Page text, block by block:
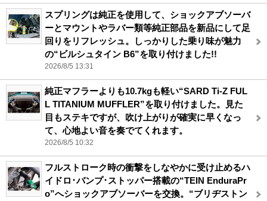
スプリングは純正を使用して、ショックアブソーバ
ーとマウントやラバー類等純正部品を新品にして足
回りをリフレッシュ。しっかりした乗り味が魅力
の“ビルシュタイン B6”を取り付けました!!
2026/8/5 13:31
純正マフラーよりも10.7kgも軽い“SARD Ti-Z FUL
L TITANIUM MUFFLER”を取り付けました。見た
目もステキですが、吹け上がりが確実に早くなっ
て、心地よい音を奏でてくれます。
2026/8/5 10:32
フルストローク時の衝撃をしなやかに受け止めるハ
イドロ･バンプ･ストッパー搭載の“TEIN EnduraPr
o”へショックアブソーバーを交換。“ブリヂストン